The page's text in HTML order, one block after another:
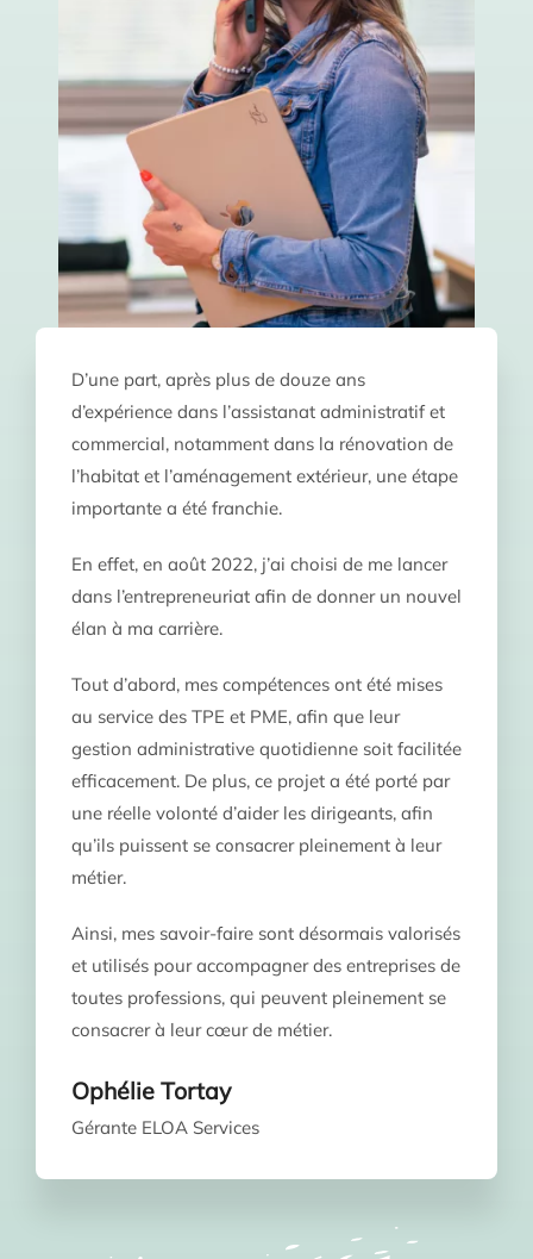
D’une part, après plus de douze ans
d’expérience dans l’assistanat administratif et
commercial, notamment dans la rénovation de
l’habitat et l’aménagement extérieur, une étape
importante a été franchie.
En effet, en août 2022, j’ai choisi de me lancer
dans l’entrepreneuriat afin de donner un nouvel
élan à ma carrière.
Tout d’abord, mes compétences ont été mises
au service des TPE et PME, afin que leur
gestion administrative quotidienne soit facilitée
efficacement. De plus, ce projet a été porté par
une réelle volonté d’aider les dirigeants, afin
qu’ils puissent se consacrer pleinement à leur
métier.
Ainsi, mes savoir-faire sont désormais valorisés
et utilisés pour accompagner des entreprises de
toutes professions, qui peuvent pleinement se
consacrer à leur cœur de métier.
Ophélie Tortay
Gérante ELOA Services